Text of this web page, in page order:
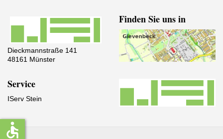
Dieckmannstraße 141
48161 Münster
Finden Sie uns in
Service
IServ Stein
accessible